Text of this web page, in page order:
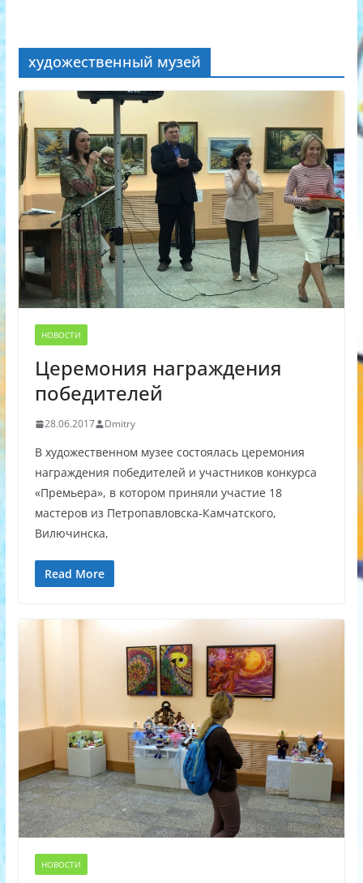
художественный музей
НОВОСТИ
Церемония награждения
победителей
28.06.2017 Dmitry
В художественном музее состоялась церемония
награждения победителей и участников конкурса
«Премьера», в котором приняли участие 18
мастеров из Петропавловска-Камчатского,
Вилючинска,
Read More
НОВОСТИ